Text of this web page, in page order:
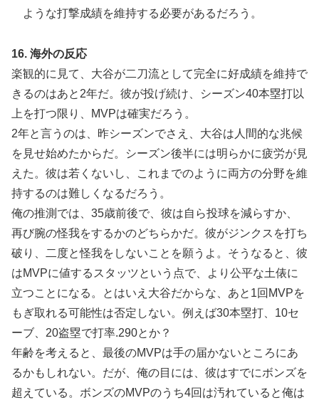
ような打撃成績を維持する必要があるだろう。
16. 海外の反応
楽観的に見て、大谷が二刀流として完全に好成績を維持で
きるのはあと2年だ。彼が投げ続け、シーズン40本塁打以
上を打つ限り、MVPは確実だろう。
2年と言うのは、昨シーズンでさえ、大谷は人間的な兆候
を見せ始めたからだ。シーズン後半には明らかに疲労が見
えた。彼は若くないし、これまでのように両方の分野を維
持するのは難しくなるだろう。
俺の推測では、35歳前後で、彼は自ら投球を減らすか、
再び腕の怪我をするかのどちらかだ。彼がジンクスを打ち
破り、二度と怪我をしないことを願うよ。そうなると、彼
はMVPに値するスタッツという点で、より公平な土俵に
立つことになる。とはいえ大谷だからな、あと1回MVPを
もぎ取れる可能性は否定しない。例えば30本塁打、10セ
ーブ、20盗塁で打率.290とか？
年齢を考えると、最後のMVPは手の届かないところにあ
るかもしれない。だが、俺の目には、彼はすでにボンズを
超えている。ボンズのMVPのうち4回は汚れていると俺は